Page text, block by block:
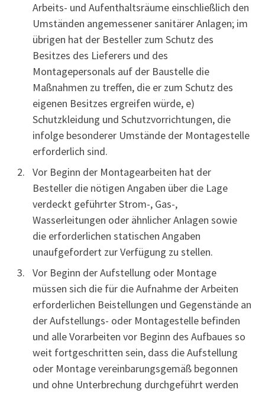
Arbeits- und Aufenthaltsräume einschließlich den
Umständen angemessener sanitärer Anlagen; im
übrigen hat der Besteller zum Schutz des
Besitzes des Lieferers und des
Montagepersonals auf der Baustelle die
Maßnahmen zu treffen, die er zum Schutz des
eigenen Besitzes ergreifen würde, e)
Schutzkleidung und Schutzvorrichtungen, die
infolge besonderer Umstände der Montagestelle
erforderlich sind.
Vor Beginn der Montagearbeiten hat der
Besteller die nötigen Angaben über die Lage
verdeckt geführter Strom-, Gas-,
Wasserleitungen oder ähnlicher Anlagen sowie
die erforderlichen statischen Angaben
unaufgefordert zur Verfügung zu stellen.
Vor Beginn der Aufstellung oder Montage
müssen sich die für die Aufnahme der Arbeiten
erforderlichen Beistellungen und Gegenstände an
der Aufstellungs- oder Montagestelle befinden
und alle Vorarbeiten vor Beginn des Aufbaues so
weit fortgeschritten sein, dass die Aufstellung
oder Montage vereinbarungsgemäß begonnen
und ohne Unterbrechung durchgeführt werden